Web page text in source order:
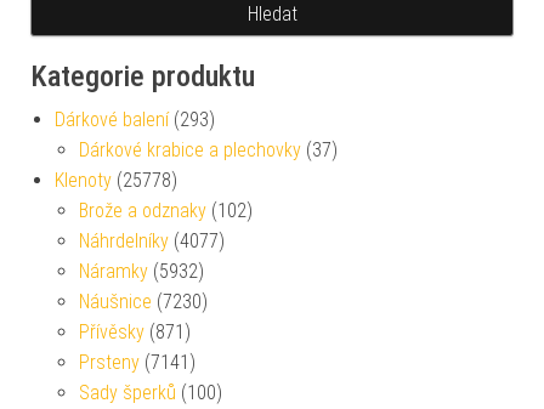
Hledat
Kategorie produktu
Dárkové balení (293)
Dárkové krabice a plechovky (37)
Klenoty (25778)
Brože a odznaky (102)
Náhrdelníky (4077)
Náramky (5932)
Náušnice (7230)
Přívěsky (871)
Prsteny (7141)
Sady šperků (100)